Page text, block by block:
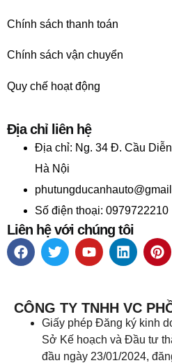
Chính sách thanh toán
Chính sách vận chuyển
Quy chế hoạt động
Địa chỉ liên hệ
Địa chỉ: Ng. 34 Đ. Cầu
Hà Nội
Số điện thoại: 0979722210
Liên hệ với chúng tôi
CÔNG TY TNHH VC
Giấy phép Đăng ký kinh
Sở Kế hoạch và Đầu tư
đầu ngày 23/01/2024,